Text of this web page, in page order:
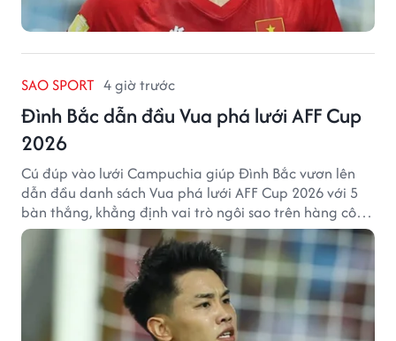
SAO SPORT 4 giờ trước
Đình Bắc dẫn đầu Vua phá lưới AFF Cup
2026
Cú đúp vào lưới Campuchia giúp Đình Bắc vươn lên
dẫn đầu danh sách Vua phá lưới AFF Cup 2026 với 5
bàn thắng, khẳng định vai trò ngôi sao trên hàng công
tuyển Việt Nam.